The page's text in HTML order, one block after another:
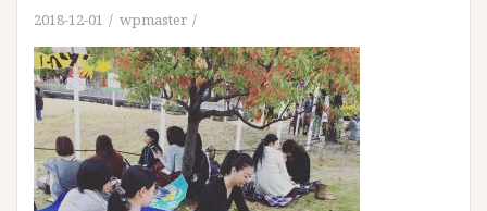
2018-12-01 wpmaster